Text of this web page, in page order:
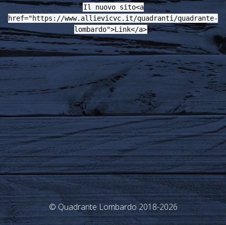
Il nuovo sito<a
href="https://www.allievicvc.it/quadranti/quadrante-
lombardo">Link</a>).
© Quadrante Lombardo 2018-2026